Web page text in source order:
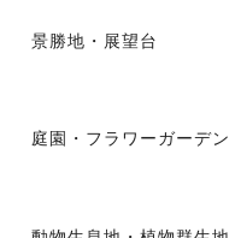
景勝地・展望台
庭園・フラワーガーデン